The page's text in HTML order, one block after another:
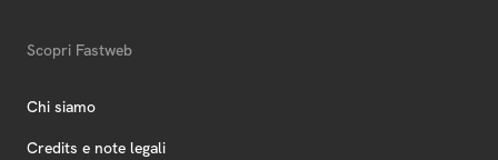
Scopri Fastweb
Chi siamo
Credits e note legali